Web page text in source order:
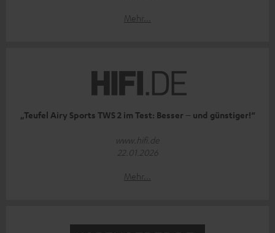
Mehr...
„Teufel Airy Sports TWS 2 im Test: Besser – und günstiger!“
www.hifi.de
22.01.2026
Mehr...